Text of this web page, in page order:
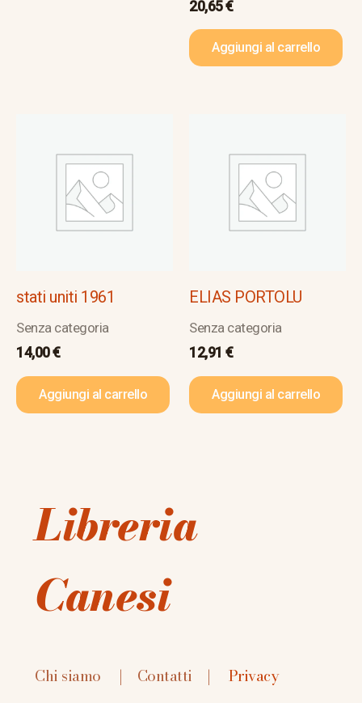
20,65€
Aggiungi al carrello
stati uniti 1961
Senza categoria
14,00€
Aggiungi al carrello
ELIAS PORTOLU
Senza categoria
12,91 €
Aggiungi al carrello
Libreria
Canesi
Chi siamo | Contatti | Privacy